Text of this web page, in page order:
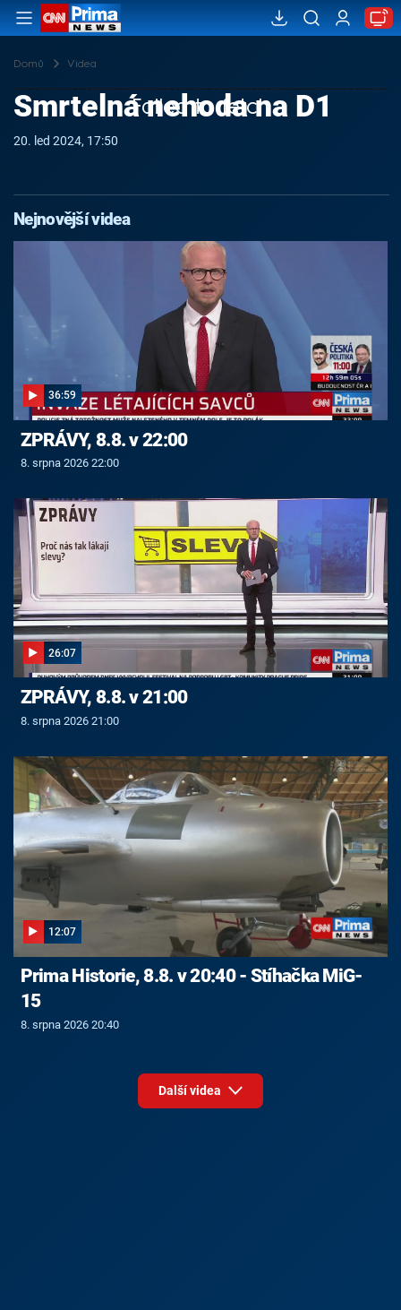
Domů Videa
Failed to fetch
Smrtelná nehoda na D1
20. led 2024, 17:50
Nejnovější videa
36:59
ZPRÁVY, 8.8. v 22:00
8. srpna 2026 22:00
26:07
ZPRÁVY, 8.8. v 21:00
8. srpna 2026 21:00
12:07
Prima Historie, 8.8. v 20:40 - Stíhačka MiG-
15
8. srpna 2026 20:40
Další videa